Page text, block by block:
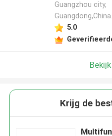
Guangzhou city,
5.0
Krijg de